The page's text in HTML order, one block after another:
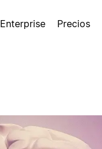
Enterprise Precios